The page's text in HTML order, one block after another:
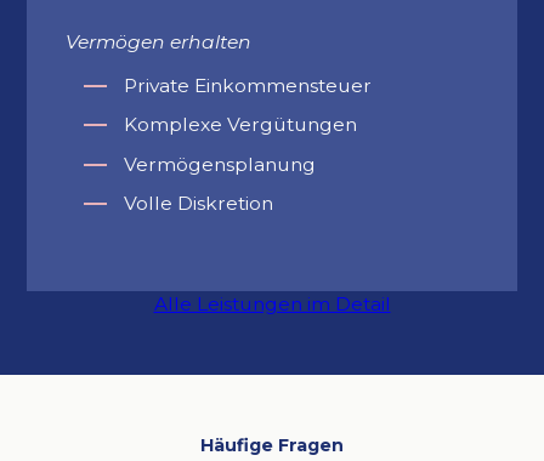
Vermögen erhalten
Private Einkommensteuer
Komplexe Vergütungen
Vermögensplanung
Volle Diskretion
Alle Leistungen im Detail
Häufige Fragen